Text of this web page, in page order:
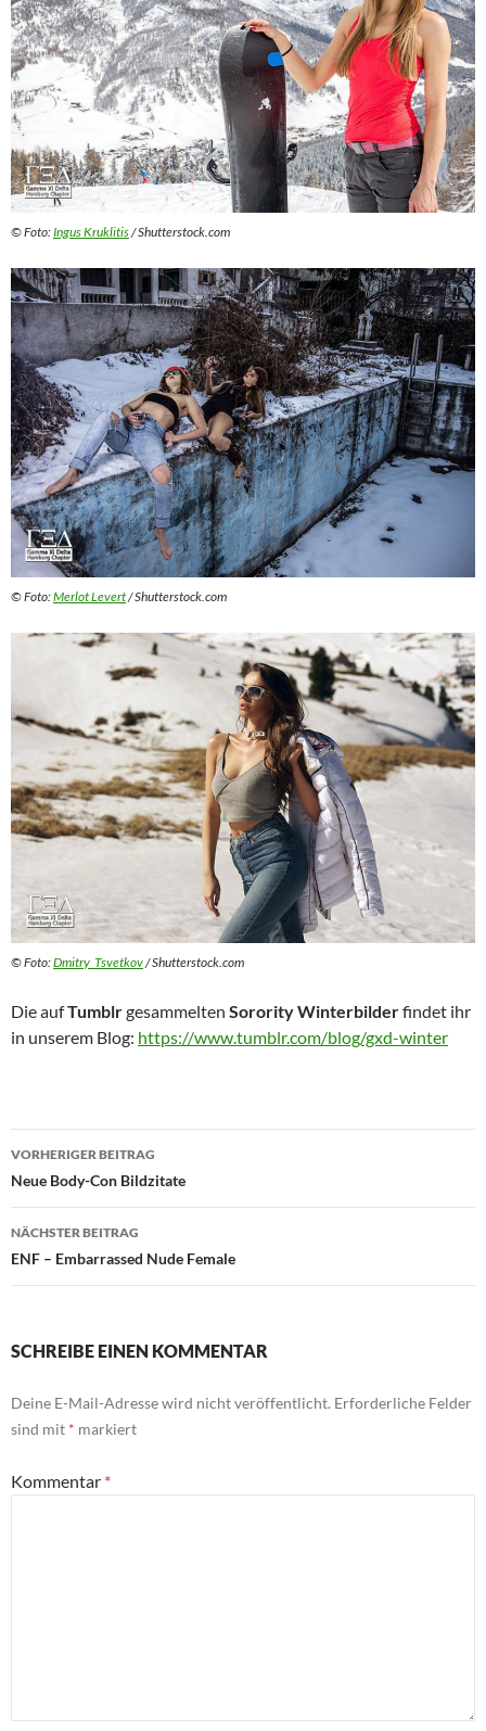
© Foto: Ingus Kruklitis/ Shutterstock.com
© Foto:Merlot Levert/ Shutterstock.com
© Foto:Dmitry_Tsvetkov/ Shutterstock.com
Die aufTumblrgesammelten Sorority Winterbilderfindet ihr
in unserem Blog: https://www.tumblr.com/blog/gxd-winter
Beitragsnavigation
VORHERIGER BEITRAG
Neue Body-Con Bildzitate
NÄCHSTER BEITRAG
ENF – Embarrassed Nude Female
SCHREIBE EINEN KOMMENTAR
Deine E-Mail-Adresse wird nicht veröffentlicht. Erforderliche Felder
sind mit * markiert
Kommentar *